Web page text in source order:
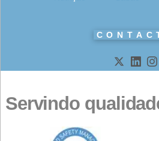
meta
Iniciar sessão